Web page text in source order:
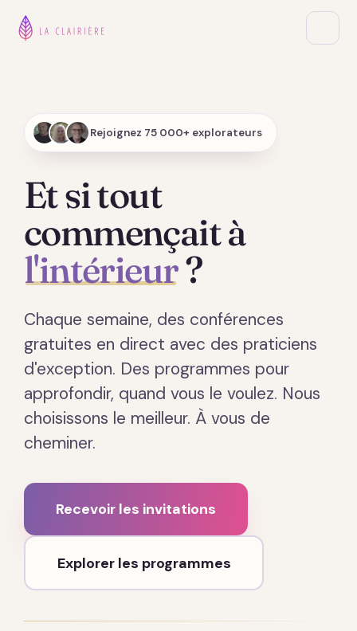
Rejoignez 75 000+ explorateurs
Et si tout
commençait à
l'intérieur?
Chaque semaine, des conférences
gratuites en direct avec des praticiens
d'exception. Des programmes pour
approfondir, quand vous le voulez. Nous
choisissons le meilleur. À vous de
cheminer.
Recevoir les invitations
Explorer les programmes